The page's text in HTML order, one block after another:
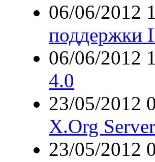
06/06/2012
поддержки
06/06/2012
4.0
23/05/2012
X.Org Server
23/05/2012